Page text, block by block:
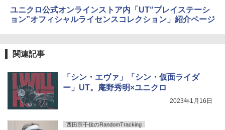
ユニクロ公式オンラインストア内「UT“プレイステーシ
ョン”オフィシャルライセンスコレクション」紹介ページ
関連記事
「シン・エヴァ」「シン・仮面ライダ
ー」UT。庵野秀明×ユニクロ
2023年1月16日
西田宗千佳のRandomTracking